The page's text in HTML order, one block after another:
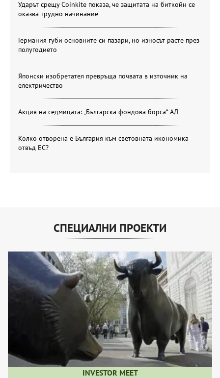
Ударът срещу Coinkite показа, че защитата на биткойн се
оказва трудно начинание
Германия губи основните си пазари, но износът расте през
полугодието
Японски изобретател превръща почвата в източник на
електричество
Акция на седмицата: „Българска фондова борса“ АД
Колко отворена е България към световната икономика
отвъд ЕС?
СПЕЦИАЛНИ ПРОЕКТИ
INVESTOR MEET